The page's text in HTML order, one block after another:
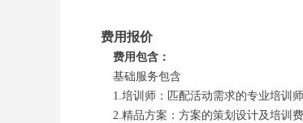
费用报价
费用包含：
基础服务包含
1.培训师：匹配活动需求的专业培训
2.精品方案：方案的策划设计及培训